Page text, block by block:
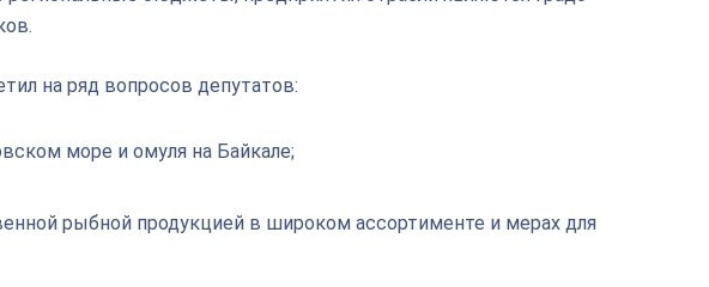
на ряд вопросов депутатов:
море и омуля на Байкале;
рыбной продукцией в широком ассортименте и мерах для